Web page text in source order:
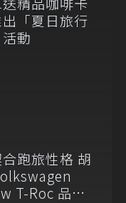
「夏日旅行
動
跑旅性格 胡
T-Roc 品牌